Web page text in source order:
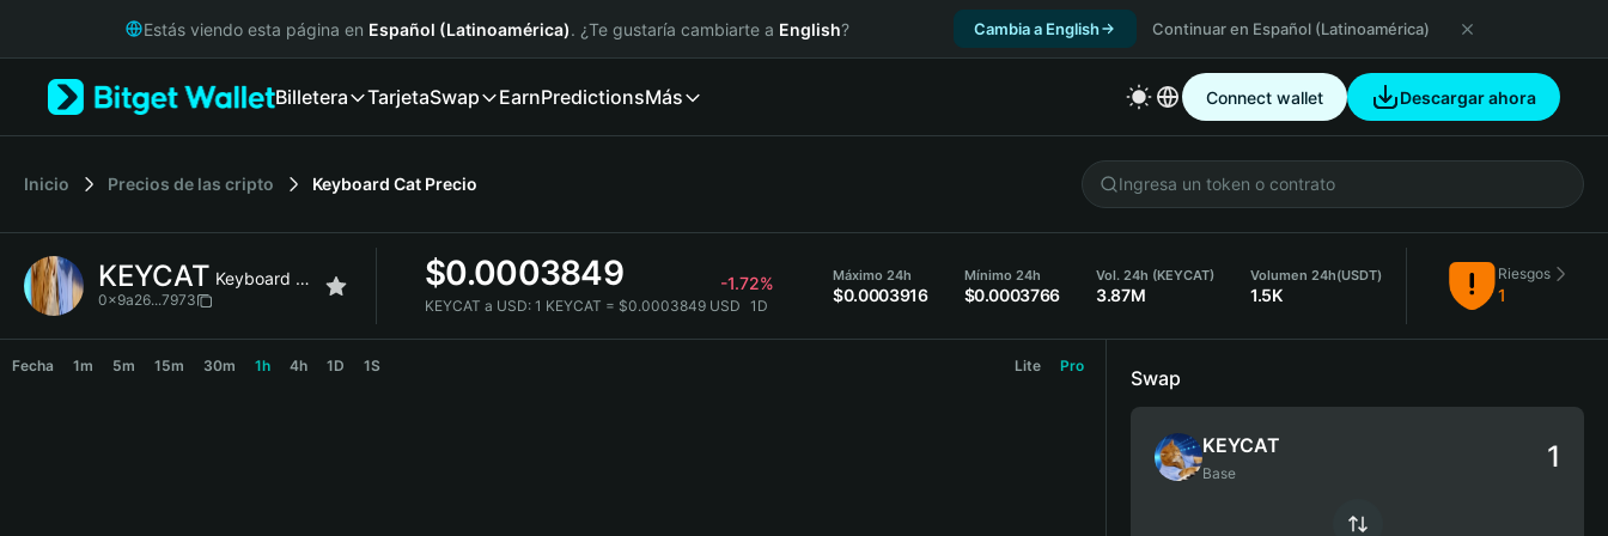
Русский
Italiano
简体中文
繁體中文
Bahasa Indonesia
Estás viendo esta página en Español (Latinoamérica). ¿Te gustaría cambiarte a English? Cambia a English Continuar en Español (Latinoamérica)
Billetera TarjetaSwap EarnPredictionsMás Connect wallet Descargar ahora
Inicio Precios de las cripto Keyboard Cat Precio
KEYCAT Keyboard Cat
0x9a26...7973
$0.0003849 -1.72%
KEYCAT a USD: 1 KEYCAT = $0.0003849 USD 1D
Máximo 24h
$0.0003916
Mínimo 24h
$0.0003766
Vol. 24h (KEYCAT)
3.87M
Volumen 24h(USDT)
1.5K
Riesgos
1
Fecha 1m 5m 15m 30m 1h 4h 1D 1S Lite Pro
Swap
KEYCAT
Base